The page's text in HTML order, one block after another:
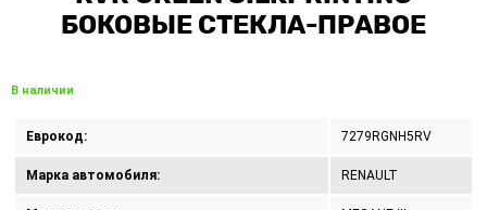
БОКОВЫЕ СТЕКЛА-ПРАВОЕ
В наличии
Еврокод: 7279RGNH5RV
Марка автомобиля: RENAULT